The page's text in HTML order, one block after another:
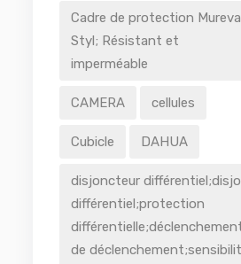
Cadre de protection Mureva
Styl; Résistant et
imperméable
CAMERA cellules
Cubicle DAHUA
disjoncteur
différentiel;protection
de